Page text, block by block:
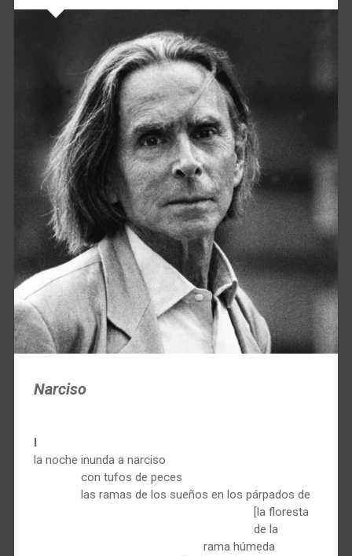
Narciso
la noche inunda a narciso
con tufos de peces
las ramas de los sueños en los párpados de
[la floresta
de la
rama húmeda